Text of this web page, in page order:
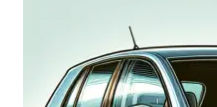
Navigatie Audi A3 8p
Navigatie Audi A4
Navigatie Audi A4 B6
Navigatie Audi A4 B7
Navigatie Audi A4 B8
Navigatie Audi A5
Navigatie Audi A6 C5
Navigatie Audi A6 C6
Navigatie Audi A6 C7